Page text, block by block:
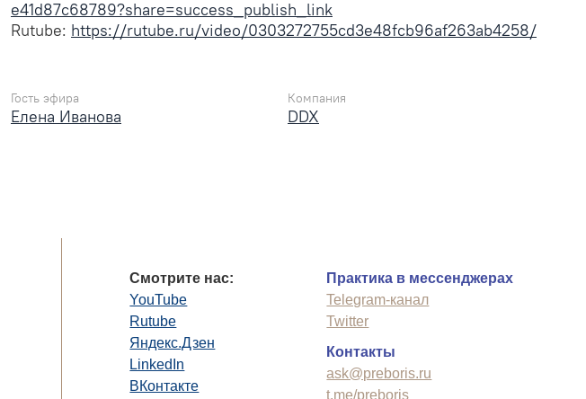
e41d87c68789?share=success_publish_link
Rutube: https://rutube.ru/video/0303272755cd3e48fcb96af263ab4258/
Гость эфира
Елена Иванова
Компания
DDX
Смотрите нас:
YouTube
Rutube
Яндекс.Дзен
LinkedIn
ВКонтакте
Практика в мессенджерах
Telegram-канал
Twitter
Контакты
ask@preboris.ru
t.me/preboris